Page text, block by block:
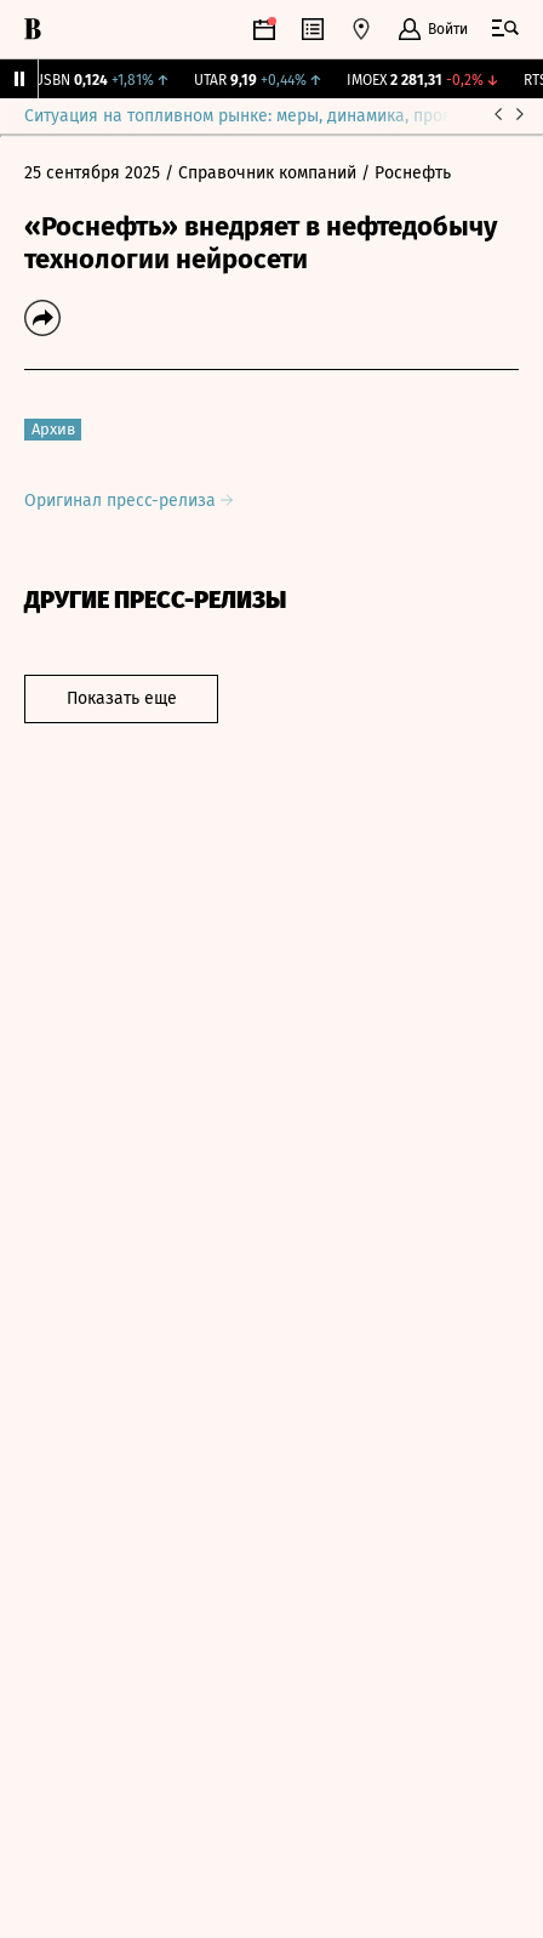
Войти
USBN 0,124 +1,81% ↑ UTAR 9,19 +0,44%↑ IMOEX 2 281,31 -0,2%↓ RTSI
Ситуация на топливном рынке: меры, динамика, прогнозы
25 сентября 2025 / Справочник компаний / Роснефть
«Роснефть» внедряет в нефтедобычу
технологии нейросети
Архив
Оригинал пресс-релиза
ДРУГИЕ ПРЕСС-РЕЛИЗЫ
Показать еще